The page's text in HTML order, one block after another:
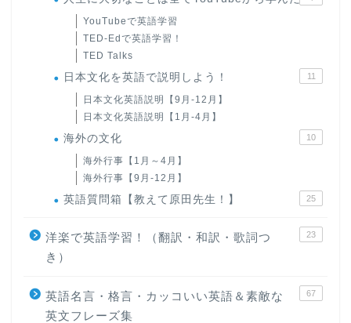
YouTubeで英語学習
TED-Edで英語学習！
TED Talks
日本文化を英語で説明しよう！ 11
日本文化英語説明【9月-12月】
日本文化英語説明【1月-4月】
海外の文化 10
海外行事【1月～4月】
海外行事【9月-12月】
英語質問箱【教えて原田先生！】 25
洋楽で英語学習！（翻訳・和訳・歌詞つ
き）
23
英語名言・格言・カッコいい英語＆素敵な
英文フレーズ集
67